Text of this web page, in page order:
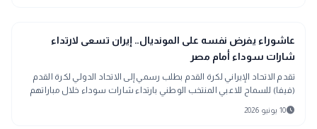
sports_soccer
رياضة
عاشوراء يفرض نفسه على المونديال.. إيران تسعى لارتداء
شارات سوداء أمام مصر
تقدم الاتحاد الإيراني لكرة القدم بطلب رسمي إلى الاتحاد الدولي لكرة القدم
(فيفا) للسماح للاعبي المنتخب الوطني بارتداء شارات سوداء خلال مباراتهم
إحياء ذكرى يوم عاشوراء. ويأتي الطلب في إطار رغبة الجانب الإيراني في
schedule10 يونيو 2026